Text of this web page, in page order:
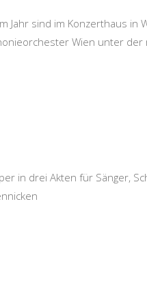
sind im Konzerthaus in
Wien unter
in drei Akten für Sänger,